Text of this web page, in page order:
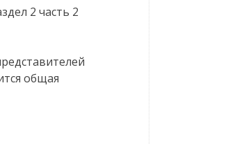
2 часть 2
общая